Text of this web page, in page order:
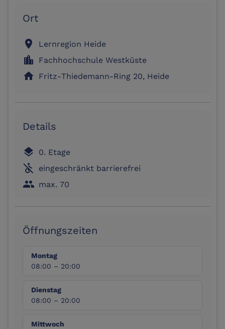
Ort
location_on Lernregion Heide
location_city Fachhochschule Westküste
home Fritz-Thiedemann-Ring 20, Heide
Details
layers 0. Etage
not_accessible eingeschränkt barrierefrei
people max. 70
Öffnungszeiten
Montag
08:00 – 20:00
Dienstag
08:00 – 20:00
Mittwoch